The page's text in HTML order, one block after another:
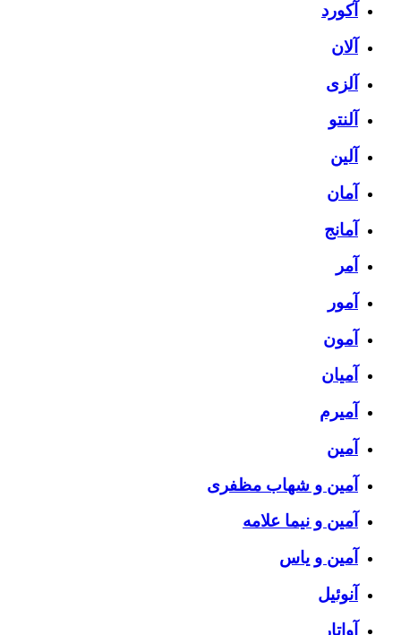
آکورد
آلان
آلزی
آلنتو
آلین
آمان
آمانج
آمر
آمور
آمون
آمیان
آمیرم
آمین
آمین و شهاب مظفری
آمین و نیما علامه
آمین و یاس
آنوئیل
آواتار